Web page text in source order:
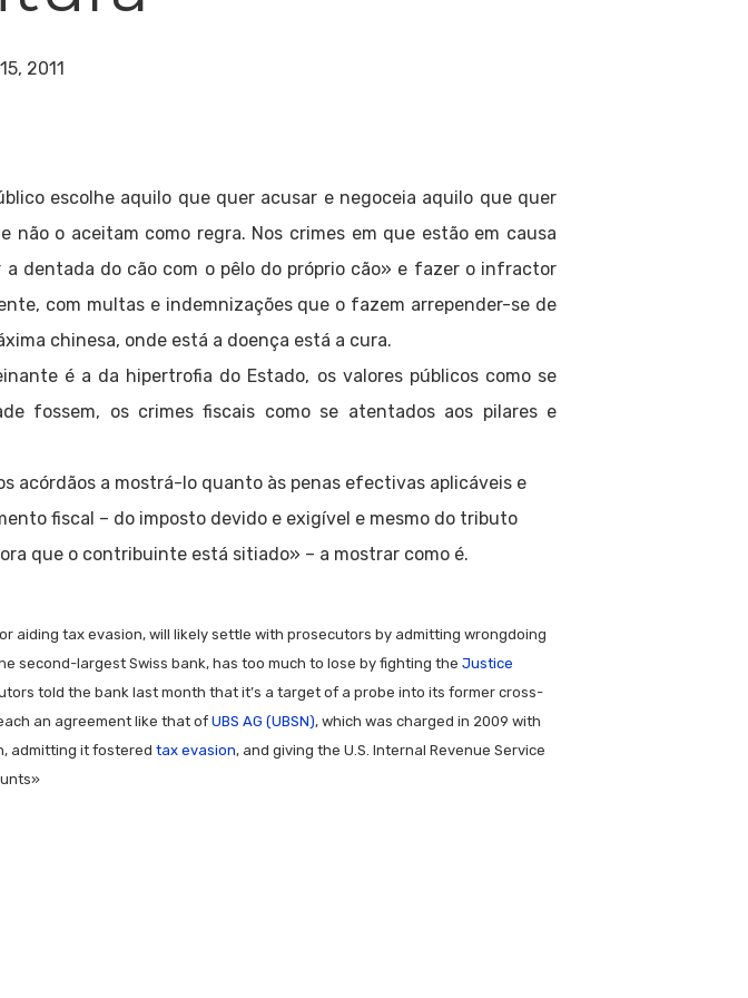
2011
escolhe aquilo que quer acusar e negoceia aquilo que quer
o aceitam como regra. Nos crimes em que estão em causa
dentada do cão com o pêlo do próprio cão» e fazer o infractor
com multas e indemnizações que o fazem arrepender-se de
chinesa, onde está a doença está a cura.
é a da hipertrofia do Estado, os valores públicos como se
fossem, os crimes fiscais como se atentados aos pilares e
acórdãos a mostrá-lo quanto às penas efectivas aplicáveis e
fiscal – do imposto devido e exigível e mesmo do tributo
que o contribuinte está sitiado» – a mostrar como é.
aiding tax evasion, will likely settle with prosecutors by admitting wrongdoing
second-largest Swiss bank, has too much to lose by fighting the Justice
told the bank last month that it’s a target of a probe into its former cross-
an agreement like that of UBS AG (UBSN), which was charged in 2009 with
admitting it fostered tax evasion, and giving the U.S. Internal Revenue Service